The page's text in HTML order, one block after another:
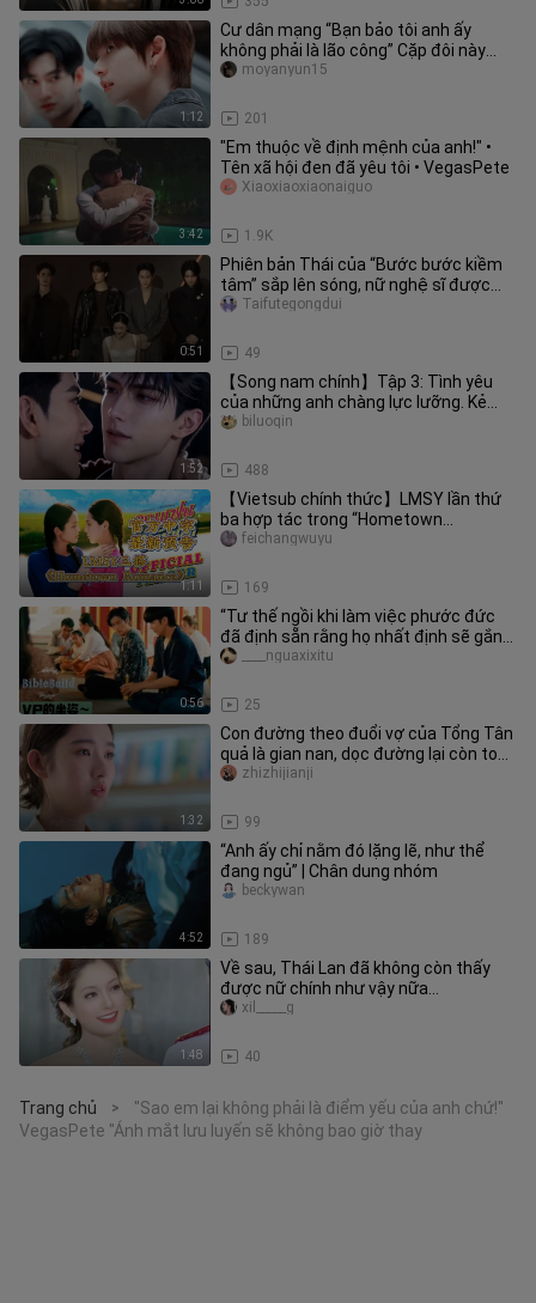
1:12
Cư dân mạng “Bạn bảo tôi anh ấy
không phải là lão công” Cặp đôi này
chính là chơi chiêu ngược ngạo!
201
moyanyun15
3:42
"Em thuộc về định mệnh của anh!" •
Tên xã hội đen đã yêu tôi • VegasPete
1.9K
Xiaoxiaoxiaonaiguo
0:51
Phiên bản Thái của “Bước bước kiềm
tâm” sắp lên sóng, nữ nghệ sĩ được
săn đón nhất GMM chính thức xu
49
Taifutegongdui
1:52
【Song nam chính】Tập 3: Tình yêu
của những anh chàng lực lưỡng. Kẻ
nghiện tình dục đàn anh số 0, bao
488
biluoqin
1:11
【Vietsub chính thức】LMSY lần thứ
ba hợp tác trong “Hometown
Romance” – Trailer mới nhất, ấn định
169
feichangwuyu
0:56
“Tư thế ngồi khi làm việc phước đức
đã định sẵn rằng họ nhất định sẽ gắn
bó cả đời với tư cách là ‘v
25
____nguaxixitu
1:32
Con đường theo đuổi vợ của Tổng Tân
quả là gian nan, dọc đường lại còn toàn
những đồng đội “hỗ trợ n
99
zhizhijianji
4:52
“Anh ấy chỉ nằm đó lặng lẽ, như thể
đang ngủ” | Chân dung nhóm
189
beckywan
1:48
Về sau, Thái Lan đã không còn thấy
được nữ chính như vậy nữa…
40
xil_____g
Trang chủ >
"Sao em lại không phải là điểm yếu của anh chứ!"
VegasPete "Ánh mắt lưu luyến sẽ không bao giờ thay